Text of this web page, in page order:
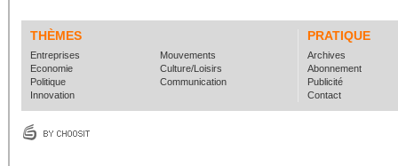
THÈMES PRATIQUE
Entreprises
Economie
Politique
Innovation
Mouvements
Culture/Loisirs
Communication
Archives
Abonnement
Publicité
Contact